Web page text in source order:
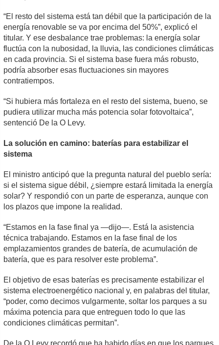
“El resto del sistema está tan débil que la participación de la
energía renovable se va por encima del 50%”, explicó el
titular. Y ese desbalance trae problemas: la energía solar
fluctúa con la nubosidad, la lluvia, las condiciones climáticas
en cada provincia. Si el sistema base fuera más robusto,
podría absorber esas fluctuaciones sin mayores
contratiempos.
“Si hubiera más fortaleza en el resto del sistema, bueno, se
pudiera utilizar mucha más potencia solar fotovoltaica”,
sentenció De la O Levy.
La solución en camino: baterías para estabilizar el
sistema
El ministro anticipó que la pregunta natural del pueblo sería:
si el sistema sigue débil, ¿siempre estará limitada la energía
solar? Y respondió con un parte de esperanza, aunque con
los plazos que impone la realidad.
“Estamos en la fase final ya —dijo—. Está la asistencia
técnica trabajando. Estamos en la fase final de los
emplazamientos grandes de batería, de acumulación de
batería, que es para resolver este problema”.
El objetivo de esas baterías es precisamente estabilizar el
sistema electroenergético nacional y, en palabras del titular,
“poder, como decimos vulgarmente, soltar los parques a su
máxima potencia para que entreguen todo lo que las
condiciones climáticas permitan”.
De la O Levy recordó que ha habido días en que los parques